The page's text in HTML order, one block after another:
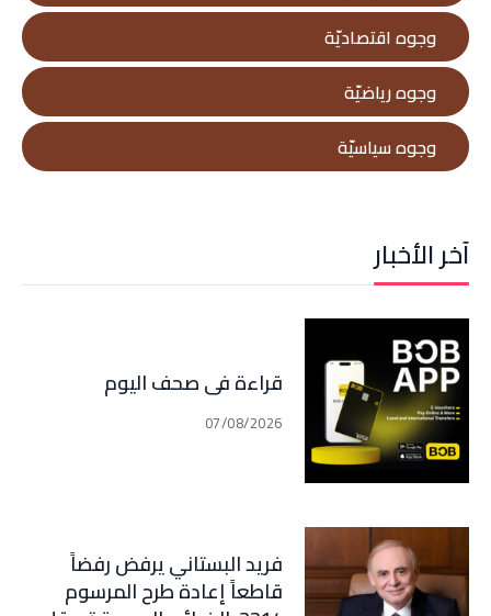
وجوه اقتصاديّة
وجوه رياضيّة
وجوه سياسيّة
آخر الأخبار
قراءة في صحف اليوم
07/08/2026
فريد البستاني يرفض رفضاً
قاطعاً إعادة طرح المرسوم